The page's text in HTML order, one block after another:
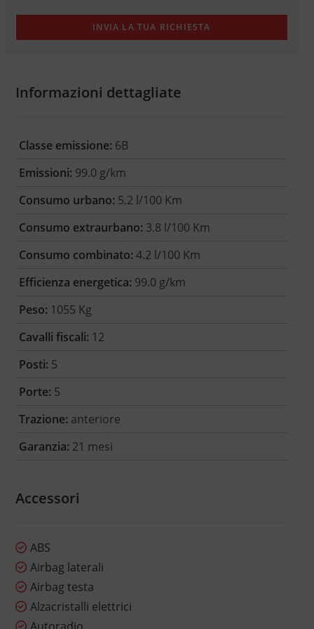
Informazioni dettagliate
Classe emissione: 6B
Emissioni: 99.0 g/km
Consumo urbano: 5.2 l/100 Km
Consumo extraurbano: 3.8 l/100 Km
Consumo combinato: 4.2 l/100 Km
Efficienza energetica: 99.0 g/km
Peso: 1055 Kg
Cavalli fiscali: 12
Posti: 5
Porte: 5
Trazione: anteriore
Garanzia: 21 mesi
Accessori
ABS
Airbag laterali
Airbag testa
Alzacristalli elettrici